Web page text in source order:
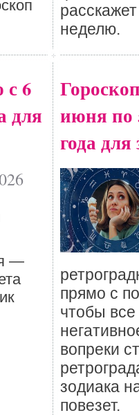
неделю.
с 6
для
—
июня по
года
прямо с
чтобы
вопреки
зодиака
повезет.